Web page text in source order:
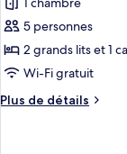
KING)
DECK
LEVEL
ce
type
de
chambre :
au
5 personnes
2 grands lits et 1
Wi-Fi gratuit
Plus de détails
Plus